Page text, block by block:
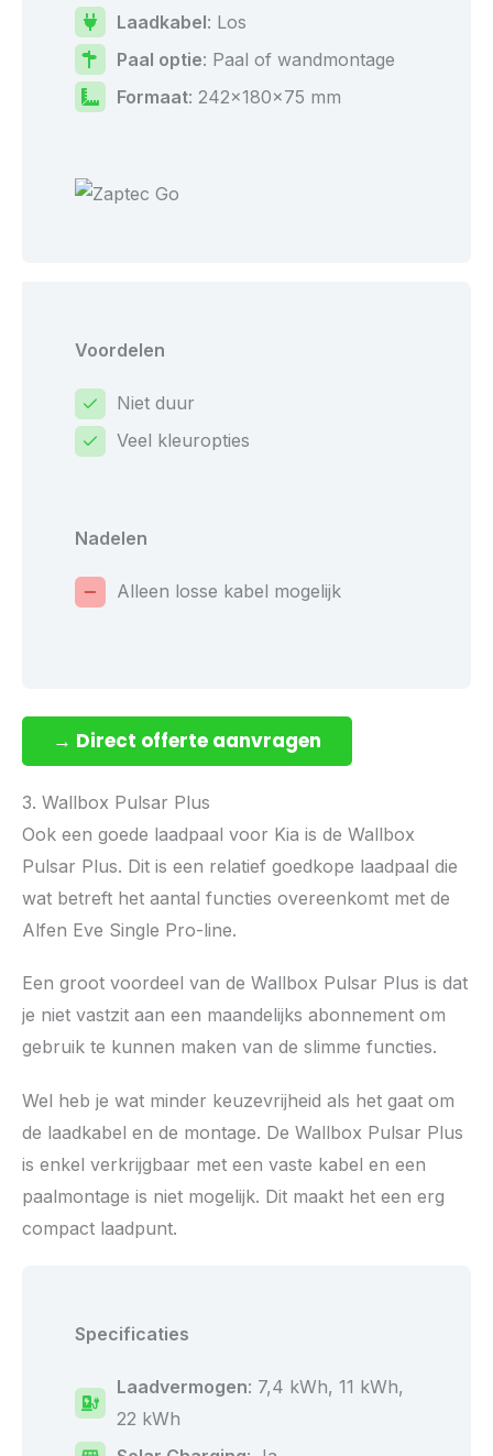
Laadkabel: Los
Paal optie: Paal of wandmontage
Formaat: 242x180x75 mm
Voordelen
Niet duur
Veel kleuropties
Nadelen
Alleen losse kabel mogelijk
→ Direct offerte aanvragen
3. Wallbox Pulsar Plus
Ook een goede laadpaal voor Kia is de Wallbox
Pulsar Plus. Dit is een relatief goedkope laadpaal die
wat betreft het aantal functies overeenkomt met de
Alfen Eve Single Pro-line.
Een groot voordeel van de Wallbox Pulsar Plus is dat
je niet vastzit aan een maandelijks abonnement om
gebruik te kunnen maken van de slimme functies.
Wel heb je wat minder keuzevrijheid als het gaat om
de laadkabel en de montage. De Wallbox Pulsar Plus
is enkel verkrijgbaar met een vaste kabel en een
paalmontage is niet mogelijk. Dit maakt het een erg
compact laadpunt.
Specificaties
Laadvermogen: 7,4 kWh, 11 kWh,
22 kWh